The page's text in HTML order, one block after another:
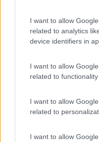
I want to allow
related to analytics
device identifiers in
I want to allow
related to
I want to allow
related to
I want to allow
fustenfell
ottimo ristorante